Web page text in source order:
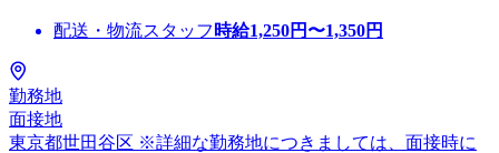
配送・物流スタッフ 時給1,250円〜1,350円
勤務地
面接地
東京都世田谷区 ※詳細な勤務地につきましては、面接時に